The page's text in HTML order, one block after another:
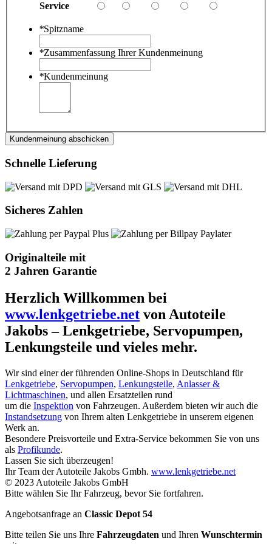
Service
*Spitzname
*Zusammenfassung Ihrer Kundenmeinung
*Kundenmeinung
Kundenmeinung abschicken
Schnelle Lieferung
Sicheres Zahlen
Originalteile mit
2 Jahren Garantie
Herzlich Willkommen bei
www.lenkgetriebe.net von Autoteile
Jakobs – Lenkgetriebe, Servopumpen,
Lenkungsteile und vieles mehr.
Wir sind einer der führenden Online-Shops in Deutschland für
Lenkgetriebe, Servopumpen, Lenkungsteile, Anlasser &
Lichtmaschinen, und allen Ersatzteilen rund
um die Inspektion von Fahrzeugen. Außerdem bieten wir auch die
Instandsetzung von Ihrem alten Lenkgetriebe in unserem eigenen
Werk an.
Besondere Preisvorteile und Extra-Service bekommen Sie von uns
als Profikunde.
Lassen Sie sich überzeugen!
Ihr Team der Autoteile Jakobs Gmbh. www.lenkgetriebe.net
© 2023 Autoteile Jakobs GmbH
Bitte wählen Sie Ihr Fahrzeug, bevor Sie fortfahren.
Angebotsanfrage an Classic Depot 54
Bitte teilen Sie uns Ihre Fahrzeugdaten und Ihren Wunschtermin